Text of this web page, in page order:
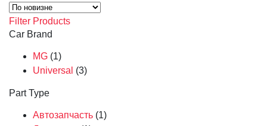
Filter Products
Car Brand
MG (1)
Universal (3)
Part Type
Автозапчасть (1)